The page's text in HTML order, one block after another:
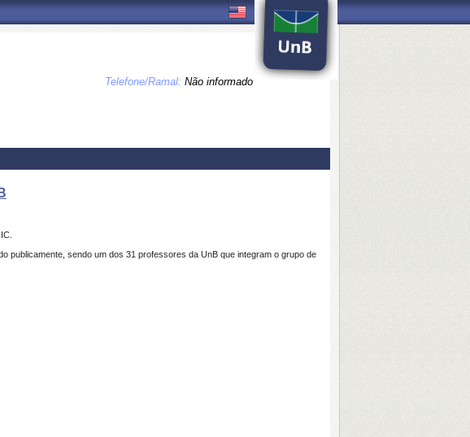
Telefone/Ramal: Não informado
publicamente, sendo um dos 31 professores da UnB que integram o grupo de